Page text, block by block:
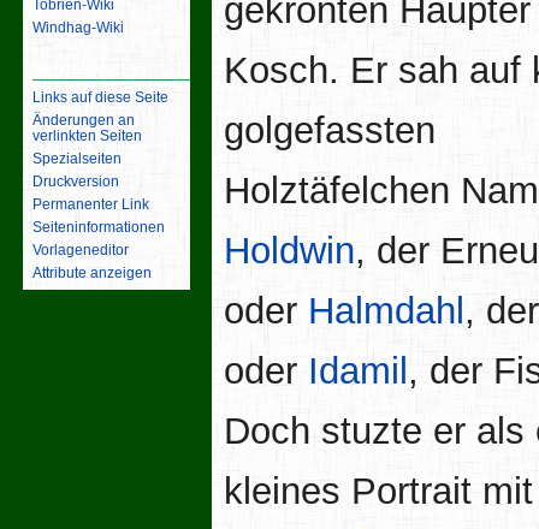
gekrönten
Kosch. Er sah auf
golgefassten
Holztäfelchen
Holdwin, der
oder Halmdahl ,
oder Idamil , der
Doch stuzte er als
kleines Portrait
Tobrien-Wiki
Windhag-Wiki
Links auf diese Seite
Änderungen an
verlinkten Seiten
Spezialseiten
Druckversion
Permanenter Link
Seiten­­informationen
Vorlageneditor
Attribute anzeigen